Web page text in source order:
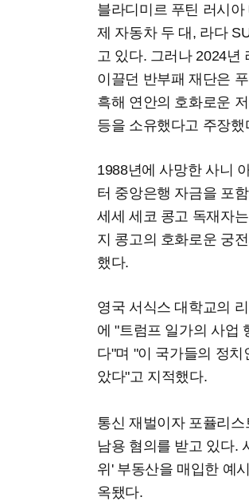
블라디미르 푸틴 러시
제 자동차 두 대, 라다
고 있다. 그러나 2024년
이끌던 반부패 재단은
흑해 연안의 호화로운
등을 소유했다고 주장했
1988년에 사망한 사니
터 중앙은행 자금을 포
세세 세코 콩고 독재자
지 콩고의 호화로운 궁
했다.
영국 서식스 대학교의
에 "트럼프 일가의 사업
다"며 "이 국가들의 정
았다"고 지적했다.
통신 재벌이자 포퓰리
남용 혐의를 받고 있다.
위' 부동산을 매입한 예
옥됐다.